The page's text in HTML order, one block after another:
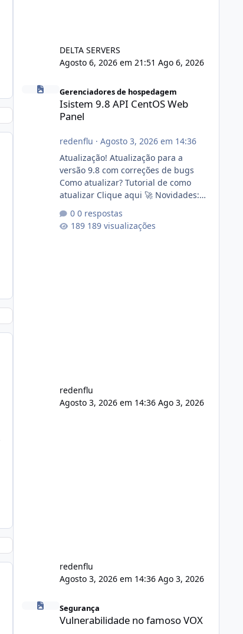
DELTA SERVERS
Agosto 6, 2026 em 21:51 Ago 6, 2026
Isistem 9.8 API CentOS Web Panel
Gerenciadores de hospedagem
Isistem 9.8 API CentOS Web
Panel
redenflu · Agosto 3, 2026 em 14:36
Atualização! Atualização para a
versão 9.8 com correções de bugs
Como atualizar? Tutorial de como
atualizar Clique aqui 🚀 Novidades:
publico para consulta de sub.dominio
autorizado a usasr o isistem:
0 respostas
189 visualizações
redenflu
Agosto 3, 2026 em 14:36 Ago 3, 2026
redenflu
Agosto 3, 2026 em 14:36 Ago 3, 2026
Vulnerabilidade no famoso VOX
Segurança
Vulnerabilidade no famoso VOX